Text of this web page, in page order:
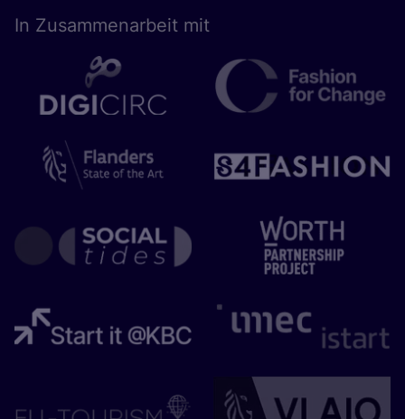
In Zusam­men­ar­beit mit